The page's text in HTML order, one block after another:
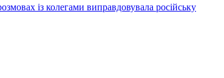
із колегами виправдовувала російську